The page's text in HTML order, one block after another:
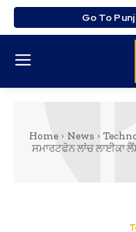
Go To
Home News
ਸਮਾਰਟਫੋਨ ਲਾਂਚ ਲਾਈਕਾ